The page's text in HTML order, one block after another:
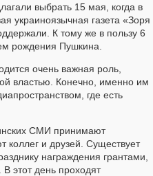
выбрать 15 мая, когда в
украиноязычная газета «Зоря
К тому же в пользу 6
рождения Пушкина.
очень важная роль,
властью. Конечно, именно им
где есть
СМИ принимают
коллег и друзей. Существует
награждения грантами,
этот день проходят